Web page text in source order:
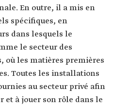
En outre, il a mis en
spécifiques, en
dans lesquels le
le secteur des
où les matières premières
Toutes les installations
au secteur privé afin
et à jouer son rôle dans le